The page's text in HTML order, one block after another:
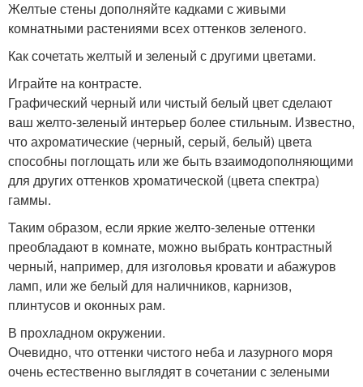
Желтые стены дополняйте кадками с живыми
комнатными растениями всех оттенков зеленого.
Как сочетать желтый и зеленый с другими цветами.
Играйте на контрасте.
Графический черный или чистый белый цвет сделают
ваш желто-зеленый интерьер более стильным. Известно,
что ахроматические (черный, серый, белый) цвета
способны поглощать или же быть взаимодополняющими
для других оттенков хроматической (цвета спектра)
гаммы.
Таким образом, если яркие желто-зеленые оттенки
преобладают в комнате, можно выбрать контрастный
черный, например, для изголовья кровати и абажуров
ламп, или же белый для наличников, карнизов,
плинтусов и оконных рам.
В прохладном окружении.
Очевидно, что оттенки чистого неба и лазурного моря
очень естественно выглядят в сочетании с зелеными